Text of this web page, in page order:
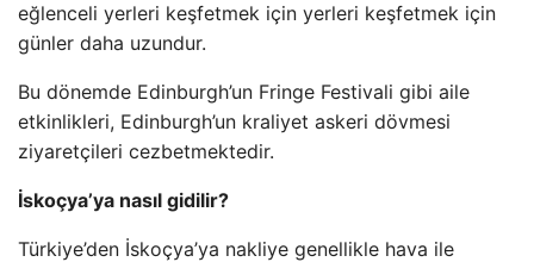
eğlenceli yerleri keşfetmek için yerleri keşfetmek için
günler daha uzundur.
Bu dönemde Edinburgh’un Fringe Festivali gibi aile
etkinlikleri, Edinburgh’un kraliyet askeri dövmesi
ziyaretçileri cezbetmektedir.
İskoçya’ya nasıl gidilir?
Türkiye’den İskoçya’ya nakliye genellikle hava ile